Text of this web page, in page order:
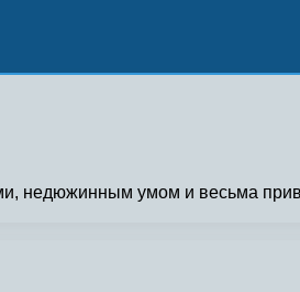
недюжинным умом и весьма